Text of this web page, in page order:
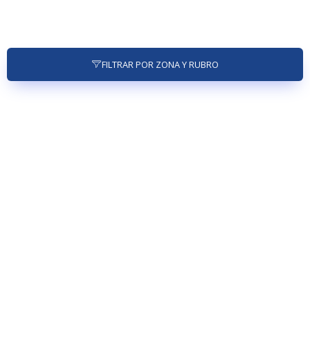
FILTRAR POR ZONA Y RUBRO